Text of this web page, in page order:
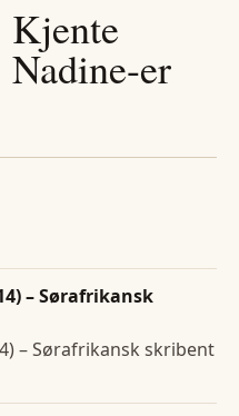
Kjente
Nadine-er
– Sørafrikansk
– Sørafrikansk skribent